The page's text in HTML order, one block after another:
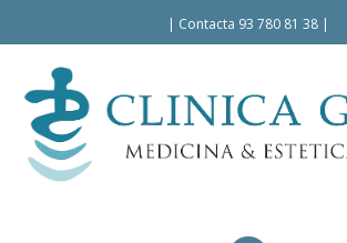
| Contacta 93 780 81 38 |